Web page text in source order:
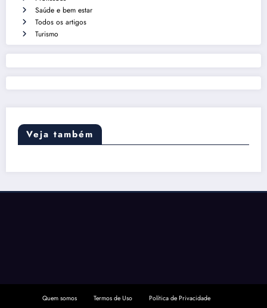
Saúde e bem estar
Todos os artigos
Turismo
Veja também
Quem somos Termos de Uso
Política de Privacidade